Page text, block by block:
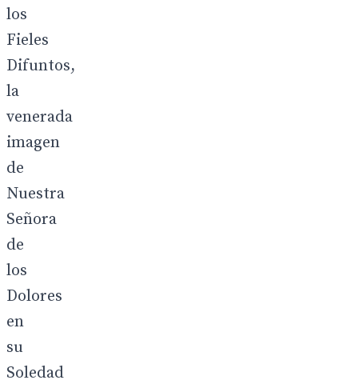
los
Fieles
Difuntos,
la
venerada
imagen
de
Nuestra
Señora
de
los
Dolores
en
su
Soledad